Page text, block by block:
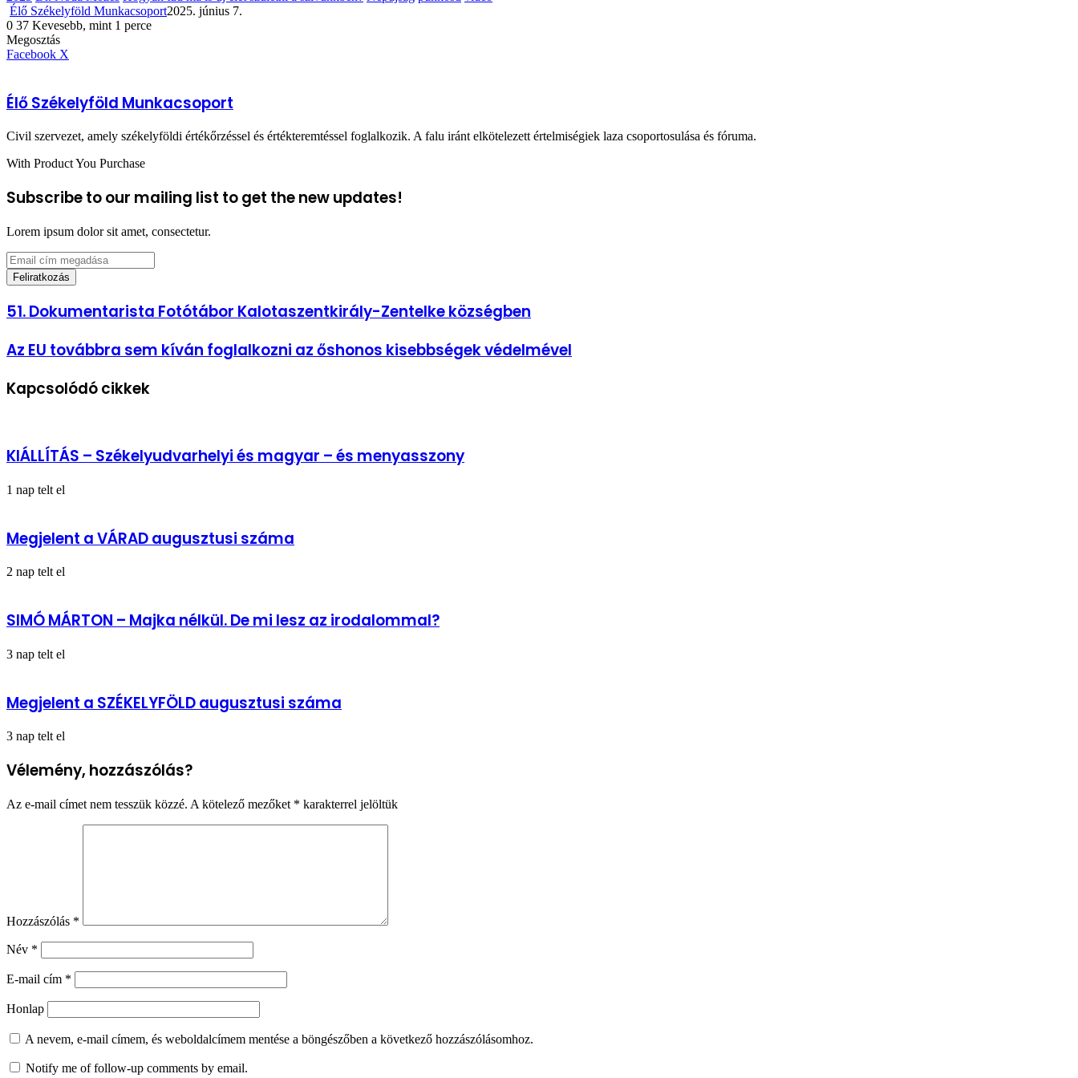
Élő Székelyföld Munkacsoport2025. június 7.
0 37 Kevesebb, mint 1 perce
Facebook
X
Reddit
WhatsApp
Megosztás
email-
Nyomtatás
Megosztás
Facebook X
Élő Székelyföld Munkacsoport
Civil szervezet, amely székelyföldi értékőrzéssel és értékteremtéssel foglalkozik. A falu iránt elkötelezett értelmiségiek laza csoportosulása és fóruma.
With Product You Purchase
Subscribe to our mailing list to get the new updates!
Lorem ipsum dolor sit amet, consectetur.
Email
cím
megadása
51.
Dokumentarista
Kalotaszentkirály-
51. Dokumentarista Fotótábor Kalotaszentkirály-Zentelke községben
Az
EU
sem
kíván
őshonos
kisebbségek
Az EU továbbra sem kíván foglalkozni az őshonos kisebbségek védelmével
Kapcsolódó cikkek
KIÁLLÍTÁS – Székelyudvarhelyi és magyar – és menyasszony
1 nap telt el
Megjelent a VÁRAD augusztusi száma
2 nap telt el
SIMÓ MÁRTON – Majka nélkül. De mi lesz az irodalommal?
3 nap telt el
Megjelent a SZÉKELYFÖLD augusztusi száma
3 nap telt el
Vélemény, hozzászólás?
Az e-mail címet nem tesszük közzé. A kötelező mezőket * karakterrel jelöltük
Hozzászólás *
Név *
E-mail cím *
Honlap
A nevem, e-mail címem, és weboldalcímem mentése a böngészőben a következő hozzászólásomhoz.
Notify me of follow-up comments by email.